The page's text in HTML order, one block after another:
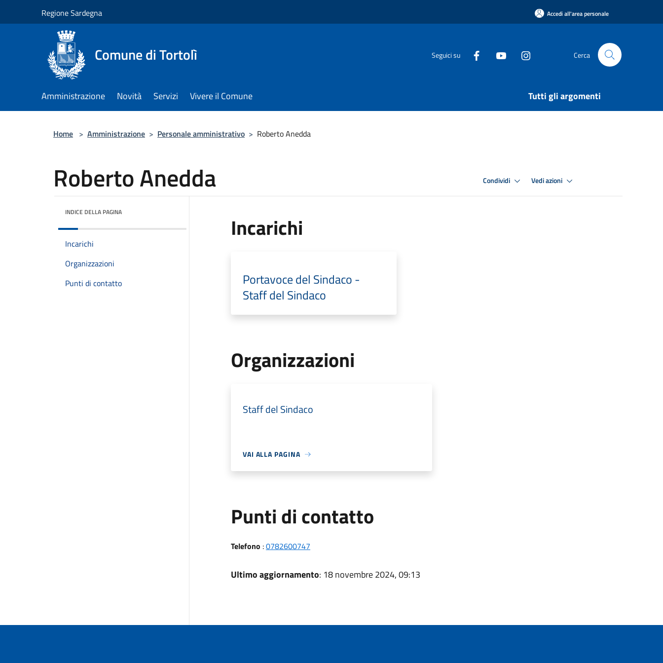
Regione Sardegna Accedi all'area personale
Comune di Tortolì Seguici su Cerca
Amministrazione Novità Servizi Vivere il Comune Tutti gli argomenti
Home > Amministrazione > Personale amministrativo > Roberto Anedda
Roberto Anedda Condividi Vedi azioni
INDICE DELLA PAGINA
Incarichi
Organizzazioni
Punti di contatto
Incarichi
Portavoce del Sindaco -
Staff del Sindaco
Organizzazioni
Staff del Sindaco
VAI ALLA PAGINA
Punti di contatto
Telefono :0782600747
Ultimo aggiornamento: 18 novembre 2024, 09:13